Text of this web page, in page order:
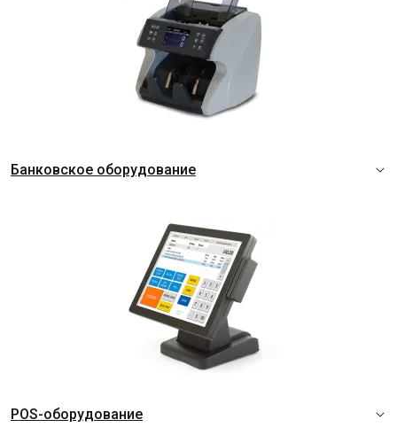
Банковское оборудование
POS-оборудование